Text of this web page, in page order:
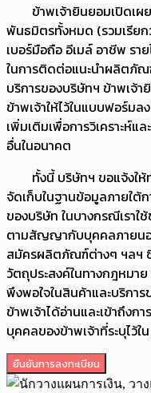
ข้าพเจ้ายินยอมเปิดเผ
พันธมิตรทั้งหมด (รวมเรียก
เบอร์มือถือ อีเมล์ อาชีพ รา
ในการติดต่อแนะนำผลิตภัณ
บริการของบริษัทฯ ข้าพเจ้
ข้าพเจ้าให้ไว้ในแบบฟอร์ม
เพิ่มเติมเพื่อการวิเคราะห์แ
อื่นในอนาคต
ทั้งนี้ บริษัทฯ ขอแจ้งให้
จัดเก็บในฐานข้อมูลภายใต้
ของบริษัท ในบางกรณีเรา
ตามสัญญากับบุคคลภายนอ
สมัครผลิตภัณฑ์ต่างๆ ฯลฯ
วัตถุประสงค์ในทางกฎหมา
พึงพอใจในสินค้าและบริกา
ข้าพเจ้าได้อ่านและเข้าถึงก
บุคคลของข้าพเจ้าที่ระบุไว้ใน
ยืนยันการลงทะเบียน